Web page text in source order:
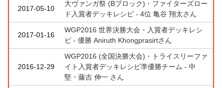
2017-05-10
大ヴァンガ祭 (Bブロック)・ファイターズロー
ド入賞者デッキレシピ - 4位 亀谷 翔太さん
2017-01-16
WGP2016 世界決勝大会・入賞者デッキレシ
ピ - 優勝 Aniruth Khongprasirtさん
2016-12-29
WGP2016 (全国決勝大会)・トライスリーファ
イト入賞者デッキレシピ準優勝チーム - 中
堅・藤吉 伸一 さん